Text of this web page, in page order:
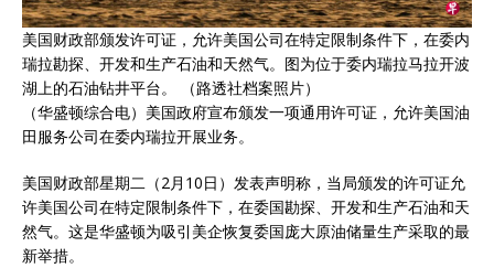
美国财政部颁发许可证，允许美国公司在特定限制条件下，在委内
瑞拉勘探、开发和生产石油和天然气。图为位于委内瑞拉马拉开波
湖上的石油钻井平台。 （路透社档案照片）
（华盛顿综合电）美国政府宣布颁发一项通用许可证，允许美国油
田服务公司在委内瑞拉开展业务。
美国财政部星期二（2月10日）发表声明称，当局颁发的许可证允
许美国公司在特定限制条件下，在委国勘探、开发和生产石油和天
然气。这是华盛顿为吸引美企恢复委国庞大原油储量生产采取的最
新举措。